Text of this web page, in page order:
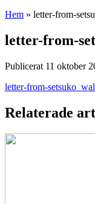
Hem » letter-from-
letter-from-
Publicerat 11 oktober
letter-from-
Relaterade